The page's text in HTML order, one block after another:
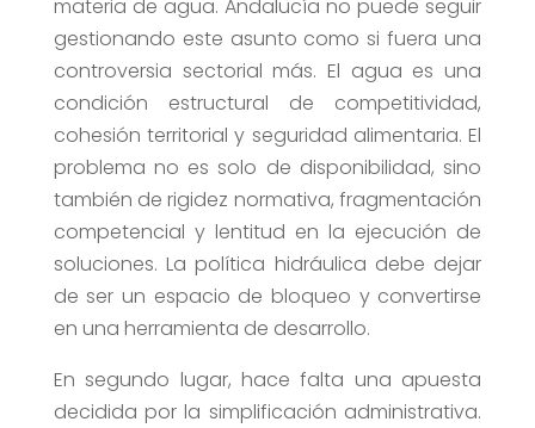
materia de agua. Andalucía no puede seguir
gestionando este asunto como si fuera una
controversia sectorial más. El agua es una
condición estructural de competitividad,
cohesión territorial y seguridad alimentaria. El
problema no es solo de disponibilidad, sino
también de rigidez normativa, fragmentación
competencial y lentitud en la ejecución de
soluciones. La política hidráulica debe dejar
de ser un espacio de bloqueo y convertirse
en una herramienta de desarrollo.
En segundo lugar, hace falta una apuesta
decidida por la simplificación administrativa.